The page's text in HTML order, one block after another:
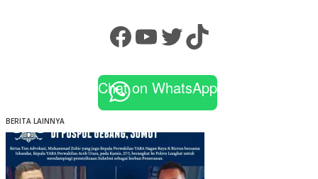
Chat on WhatsApp
BERITA LAINNYA